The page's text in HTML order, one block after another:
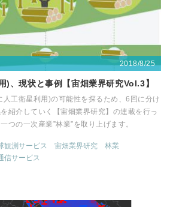
2018/8/25
)、現状と事例【宙畑業界研究Vol.3】
工衛星利用)の可能性を探るため、6回に分け
紹介していく【宙畑業界研究】の連載を行っ
つの一次産業”林業”を取り上げます。
観測サービス 宙畑業界研究
林業
信サービス